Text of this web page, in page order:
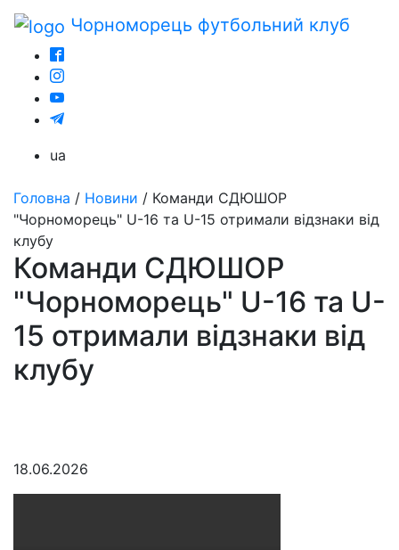
Чорноморець футбольний клуб
ua
Головна / Новини / Команди СДЮШОР
"Чорноморець" U-16 та U-15 отримали відзнаки від
клубу
Команди СДЮШОР
"Чорноморець" U-16 та U-
15 отримали відзнаки від
клубу
18.06.2026